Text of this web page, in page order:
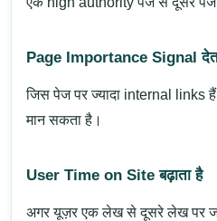
Page Importance Signal
जिस पेज पर ज्यादा internal links
मान सकता है।
User Time on Site बढ़ाता है
अगर यूज़र एक लेख से दूसरे लेख पर